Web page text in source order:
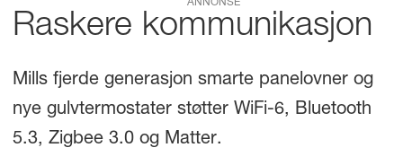
ANNONSE
Raskere kommunikasjon
Mills fjerde generasjon smarte panelovner og
nye gulvtermostater støtter WiFi-6, Bluetooth
5.3, Zigbee 3.0 og Matter.